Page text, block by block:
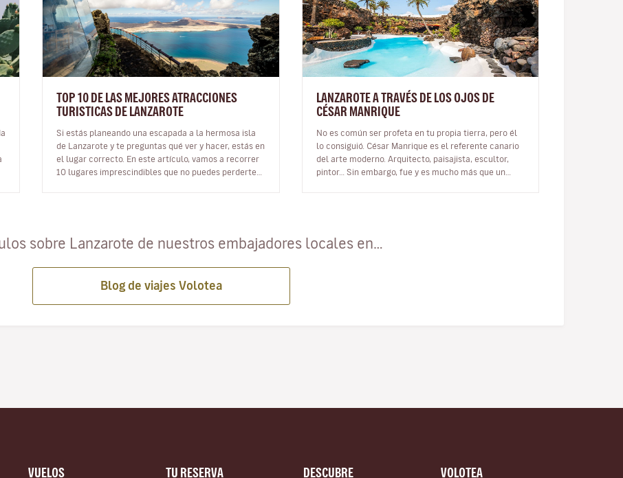
TOP 10 DE LAS MEJORES ATRACCIONES
TURISTICAS DE LANZAROTE
Si estás planeando una escapada a la hermosa isla
de Lanzarote y te preguntas qué ver y hacer, estás en
el lugar correcto. En este artículo, vamos a recorrer
10 lugares imprescindibles que no puedes perderte
LANZAROTE A TRAVÉS DE LOS OJOS DE
CÉSAR MANRIQUE
No es común ser profeta en tu propia tierra, pero él
lo consiguió. César Manrique es el referente canario
del arte moderno. Arquitecto, paisajista, escultor,
pintor… Sin embargo, fue y es mucho más que un
sobre Lanzarote de nuestros embajadores locales en…
Blog de viajes Volotea
VUELOS TU RESERVA DESCUBRE VOLOTEA